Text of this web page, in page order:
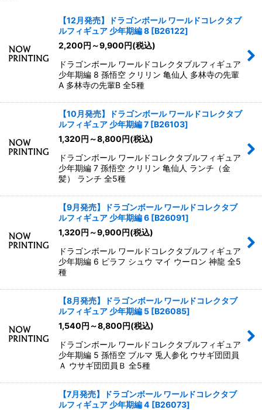
絞り込む
【12月発売】ドラゴンボール ワールドコレクタブ
ルフィギュア 少年期編 8 [B26122]
2,200円 ～9,900円(税込)
ドラゴンボール ワールドコレクタブルフィギュア
少年期編 8 孫悟空 クリリン 亀仙人 多林寺の先輩
A 多林寺の先輩B 全5種
【10月発売】ドラゴンボール ワールドコレクタブ
ルフィギュア 少年期編 7 [B26103]
1,320円 ～8,800円(税込)
ドラゴンボール ワールドコレクタブルフィギュア
少年期編 7 孫悟空 クリリン 亀仙人 ランチ（金
髪） ランチ 全5種
【9月発売】ドラゴンボール ワールドコレクタブ
ルフィギュア 少年期編 6 [B26091]
1,320円 ～9,900円(税込)
ドラゴンボール ワールドコレクタブルフィギュア
少年期編 6 ピラフ シュウ マイ ウーロン 神龍 全5
種
【8月発売】ドラゴンボール ワールドコレクタブ
ルフィギュア 少年期編 5 [B26085]
1,540円 ～8,800円(税込)
ドラゴンボール ワールドコレクタブルフィギュア
少年期編 5 孫悟空 ブルマ 兎人参化 ウサギ団団員
Ａ ウサギ団団員Ｂ 全5種
【7月発売】ドラゴンボール ワールドコレクタブ
ルフィギュア 少年期編 4 [B26073]